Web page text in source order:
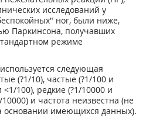
исследований у
ног, были ниже,
Паркинсона, получавших
режиме
следующая
(?1/10), частые (?1/100 и
100), редкие (?1/10000 и
и частота неизвестна (не
основании имеющихся данных).